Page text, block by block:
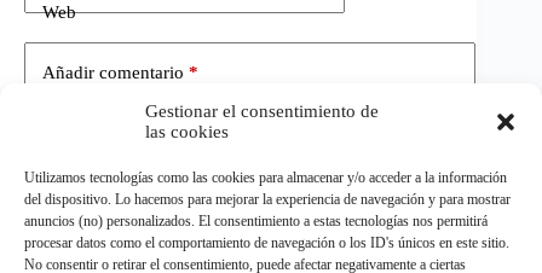
Gestionar el consentimiento de
las cookies
Utilizamos tecnologías como las cookies para almacenar y/o acceder a la información
del dispositivo. Lo hacemos para mejorar la experiencia de navegación y para mostrar
anuncios (no) personalizados. El consentimiento a estas tecnologías nos permitirá
procesar datos como el comportamiento de navegación o los ID's únicos en este sitio.
No consentir o retirar el consentimiento, puede afectar negativamente a ciertas
Web
Añadir comentario *